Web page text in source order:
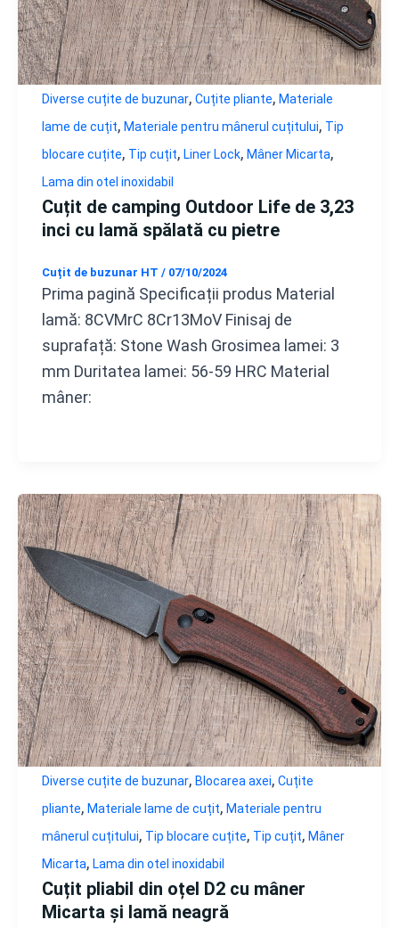
Diverse cuțite de buzunar, Cuțite pliante, Materiale
lame de cuțit, Materiale pentru mânerul cuțitului, Tip
blocare cuțite, Tip cuțit, Liner Lock, Mâner Micarta,
Lama din otel inoxidabil
Cuțit de camping Outdoor Life de 3,23
inci cu lamă spălată cu pietre
Cuțit de buzunar HT / 07/10/2024
Prima pagină Specificații produs Material
lamă: 8CVMrC 8Cr13MoV Finisaj de
suprafață: Stone Wash Grosimea lamei: 3
mm Duritatea lamei: 56-59 HRC Material
mâner:
Diverse cuțite de buzunar, Blocarea axei, Cuțite
pliante, Materiale lame de cuțit, Materiale pentru
mânerul cuțitului, Tip blocare cuțite, Tip cuțit, Mâner
Micarta, Lama din otel inoxidabil
Cuțit pliabil din oțel D2 cu mâner
Micarta și lamă neagră